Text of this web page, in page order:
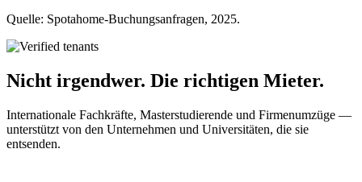
Quelle: Spotahome-Buchungsanfragen, 2025.
Nicht irgendwer. Die richtigen Mieter.
Internationale Fachkräfte, Masterstudierende und Firmenumzüge —
unterstützt von den Unternehmen und Universitäten, die sie
entsenden.